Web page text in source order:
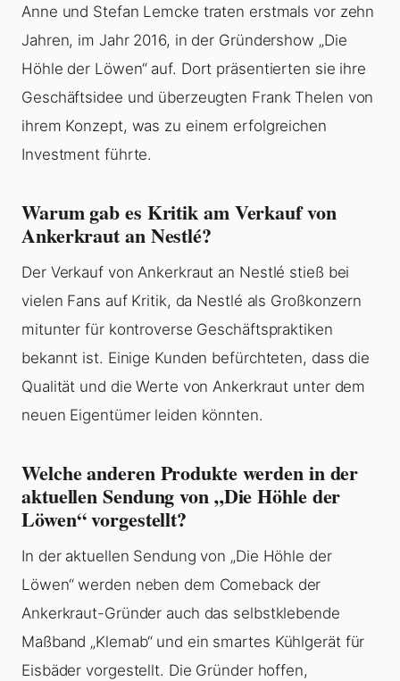
Anne und Stefan Lemcke traten erstmals vor zehn
Jahren, im Jahr 2016, in der Gründershow „Die
Höhle der Löwen“ auf. Dort präsentierten sie ihre
Geschäftsidee und überzeugten Frank Thelen von
ihrem Konzept, was zu einem erfolgreichen
Investment führte.
Warum gab es Kritik am Verkauf von
Ankerkraut an Nestlé?
Der Verkauf von Ankerkraut an Nestlé stieß bei
vielen Fans auf Kritik, da Nestlé als Großkonzern
mitunter für kontroverse Geschäftspraktiken
bekannt ist. Einige Kunden befürchteten, dass die
Qualität und die Werte von Ankerkraut unter dem
neuen Eigentümer leiden könnten.
Welche anderen Produkte werden in der
aktuellen Sendung von „Die Höhle der
Löwen“ vorgestellt?
In der aktuellen Sendung von „Die Höhle der
Löwen“ werden neben dem Comeback der
Ankerkraut-Gründer auch das selbstklebende
Maßband „Klemab“ und ein smartes Kühlgerät für
Eisbäder vorgestellt. Die Gründer hoffen,